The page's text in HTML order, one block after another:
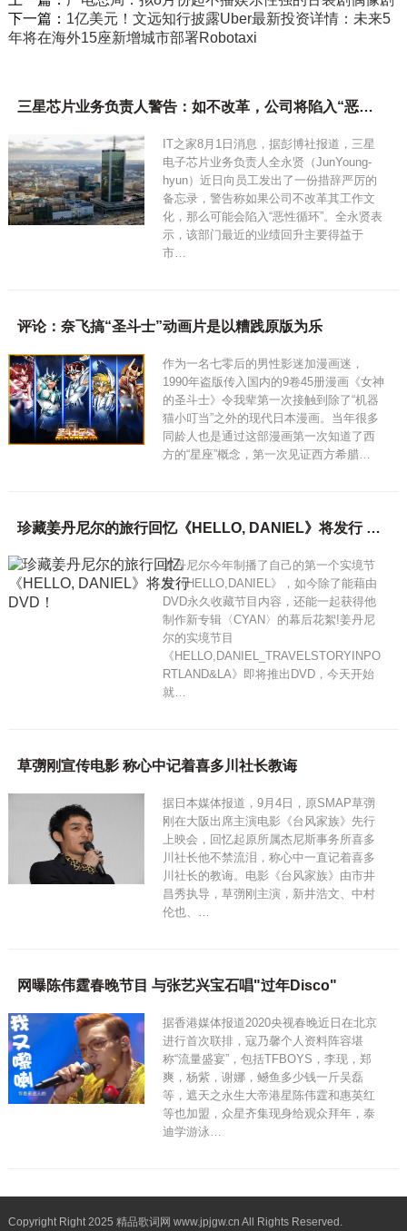
下一篇： 1亿美元！文远知行披露Uber最新投资详情：未来5
年将在海外15座新增城市部署Robotaxi
三星芯片业务负责人警告：如不改革，公司将陷入“恶性循环”
IT之家8月1日消息，据彭博社报道，三星
电子芯片业务负责人全永贤（JunYoung-
hyun）近日向员工发出了一份措辞严厉的
备忘录，警告称如果公司不改革其工作文
化，那么可能会陷入“恶性循环”。全永贤表
示，该部门最近的业绩回升主要得益于
市…
评论：奈飞搞“圣斗士”动画片是以糟践原版为乐
作为一名七零后的男性影迷加漫画迷，
1990年盗版传入国内的9卷45册漫画《女神
的圣斗士》令我辈第一次接触到除了“机器
猫小叮当”之外的现代日本漫画。当年很多
同龄人也是通过这部漫画第一次知道了西
方的“星座”概念，第一次见证西方希腊…
珍藏姜丹尼尔的旅行回忆《HELLO, DANIEL》将发行 DVD！
姜丹尼尔今年制播了自己的第一个实境节
目《HELLO,DANIEL》，如今除了能藉由
DVD永久收藏节目内容，还能一起获得他
制作新专辑〈CYAN〉的幕后花絮!姜丹尼
尔的实境节目
《HELLO,DANIEL_TRAVELSTORYINPO
RTLAND&LA》即将推出DVD，今天开始
就…
草彅刚宣传电影 称心中记着喜多川社长教诲
据日本媒体报道，9月4日，原SMAP草彅
刚在大阪出席主演电影《台风家族》先行
上映会，回忆起原所属杰尼斯事务所喜多
川社长他不禁流泪，称心中一直记着喜多
川社长的教诲。电影《台风家族》由市井
昌秀执导，草彅刚主演，新井浩文、中村
伦也、…
网曝陈伟霆春晚节目 与张艺兴宝石唱"过年Disco"
据香港媒体报道2020央视春晚近日在北京
进行首次联排，寇乃馨个人资料阵容堪
称“流量盛宴”，包括TFBOYS，李现，郑
爽，杨紫，谢娜，鳡鱼多少钱一斤吴磊
等，遮天之永生大帝港星陈伟霆和惠英红
等也加盟，众星齐集现身给观众拜年，泰
迪学游泳…
Copyright Right 2025 精品歌词网 www.jpjgw.cn All Rights Reserved.